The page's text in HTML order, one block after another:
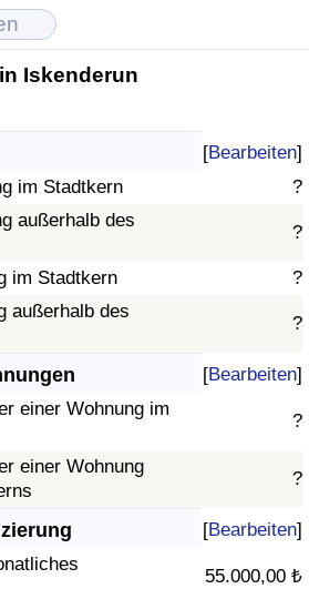
Iskenderun
[Bearbeiten]
im Stadtkern
?
außerhalb des
?
im Stadtkern
?
außerhalb des
?
[Bearbeiten]
einer Wohnung im
?
einer Wohnung
?
[Bearbeiten]
55.000,00 ₺
Index (aktuell)
Index
Index nach Land
(aktuell)
nach Land
(aktuell)
nach Land
Land
Index (aktuell)